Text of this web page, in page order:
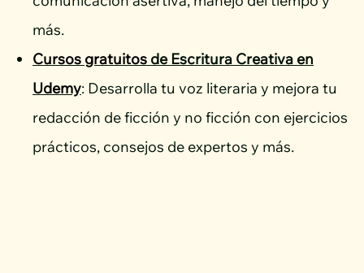
más.
Cursos gratuitos de Escritura Creativa en
Udemy: Desarrolla tu voz literaria y mejora tu
redacción de ficción y no ficción con ejercicios
prácticos, consejos de expertos y más.